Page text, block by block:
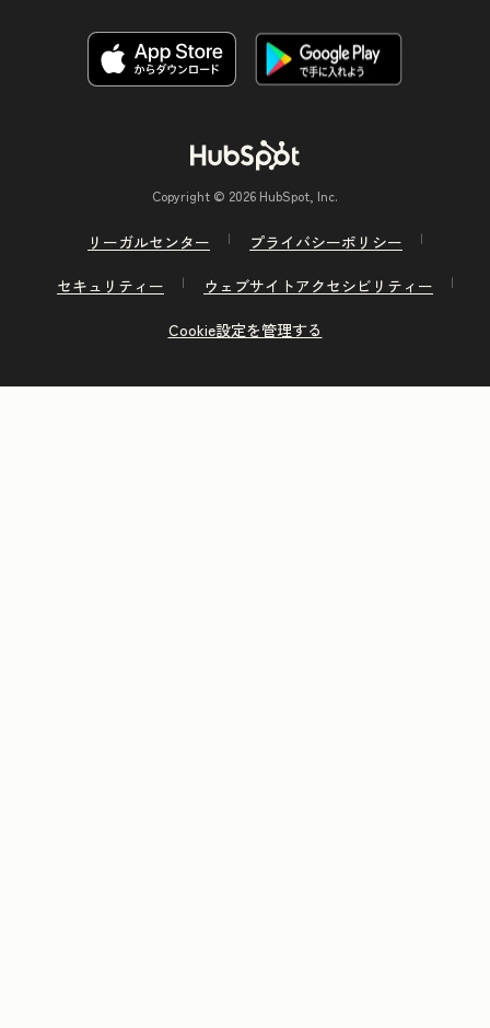
Copyright © 2026 HubSpot, Inc.
リーガルセンター
プライバシーポリシー
セキュリティー
ウェブサイトアクセシビリティー
Cookie設定を管理する